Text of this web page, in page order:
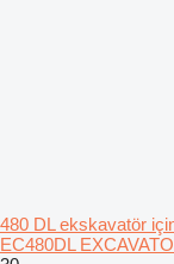
480 DL ekskavatör
EC480DL